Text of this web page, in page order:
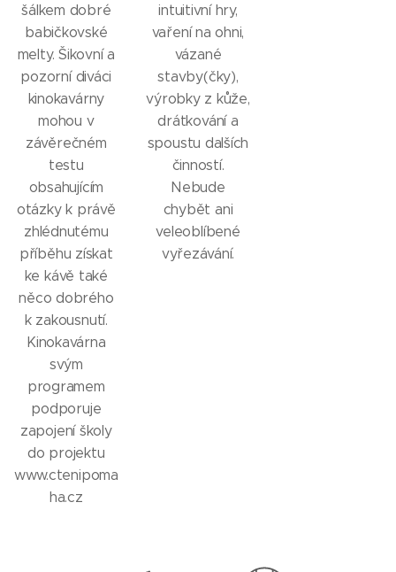
šálkem dobré
babičkovské
melty. Šikovní a
pozorní diváci
kinokavárny
mohou v
závěrečném
testu
obsahujícím
otázky k právě
zhlédnutému
příběhu získat
ke kávě také
něco dobrého
k zakousnutí.
Kinokavárna
svým
programem
podporuje
zapojení školy
do projektu
www.ctenipoma
ha.cz
intuitivní hry,
vaření na ohni,
vázané
stavby(čky),
výrobky z kůže,
drátkování a
spoustu dalších
činností.
Nebude
chybět ani
veleoblíbené
vyřezávání.